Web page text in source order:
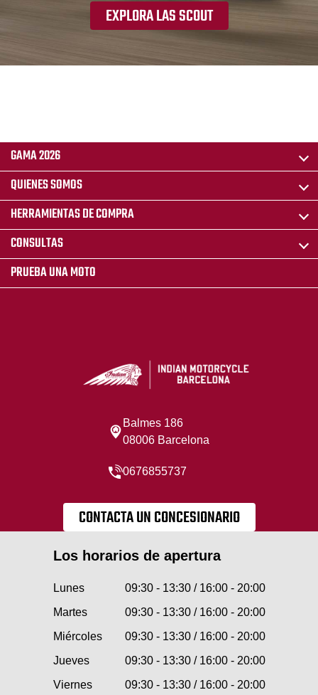
EXPLORA LAS SCOUT
GAMA 2026
QUIENES SOMOS
HERRAMIENTAS DE COMPRA
CONSULTAS
PRUEBA UNA MOTO
Balmes 186
08006 Barcelona
0676855737
CONTACTA UN CONCESIONARIO
Los horarios de apertura
Lunes
09:30 - 13:30 / 16:00 - 20:00
Martes
09:30 - 13:30 / 16:00 - 20:00
Miércoles
09:30 - 13:30 / 16:00 - 20:00
Jueves
09:30 - 13:30 / 16:00 - 20:00
Viernes
09:30 - 13:30 / 16:00 - 20:00